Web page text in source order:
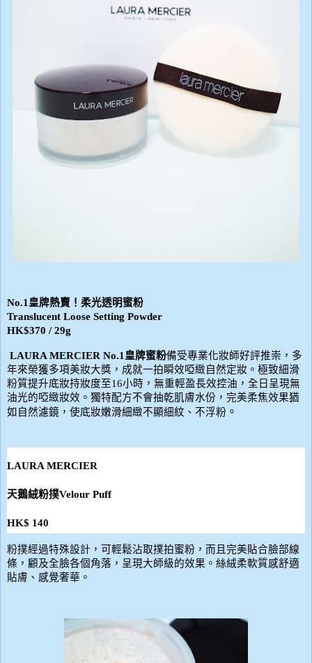
No.1 皇牌熱賣！柔光透明蜜粉
Translucent Loose Setting Powder
HK$370 / 29g
LAURA MERCIER No.1 皇牌蜜粉備受專業化妝師好評推崇，多
年來榮獲多項美妝大獎，成就一拍瞬效啞緻自然定妝。極致細滑
粉質提升底妝持妝度至16小時，無重輕盈長效控油，全日呈現無
油光的啞緻妝效。獨特配方不會抽乾肌膚水份，完美柔焦效果猶
如自然濾鏡，使底妝嫩滑細緻不顯細紋、不浮粉 。
LAURA MERCIER
天鵝絨粉撲Velour Puff
HK$ 140
粉撲經過特殊設計，可輕鬆沾取撲拍蜜粉，而且完美貼合臉部線
條，顧及全臉各個角落，呈現大師級的效果。絲絨柔軟質感舒適
貼膚、感覺奢華。